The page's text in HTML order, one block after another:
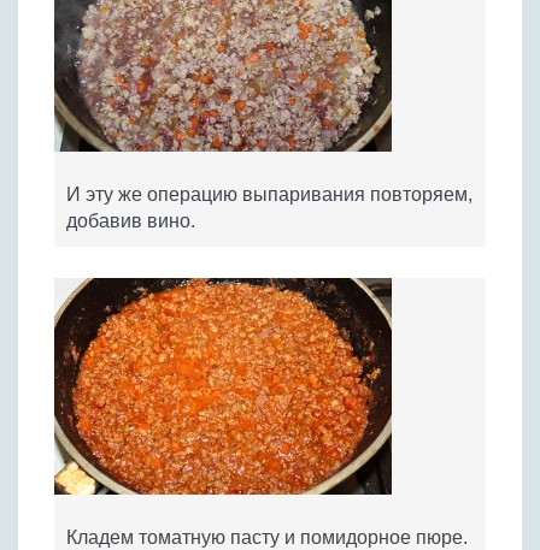
И эту же операцию выпаривания повторяем,
добавив вино.
Кладем томатную пасту и помидорное пюре.